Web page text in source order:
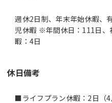
週休2日制、年末年始休暇、
児休暇 ※年間休日：111日
暇：4日
休日備考
■ライフプラン休暇：2日（4